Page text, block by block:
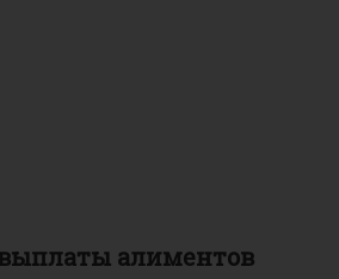
алиментов